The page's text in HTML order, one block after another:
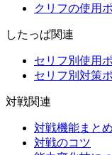
クリフの使用
したっぱ関連
セリフ別使用
セリフ別対策
対戦関連
対戦機能まとめ
対戦のコツ